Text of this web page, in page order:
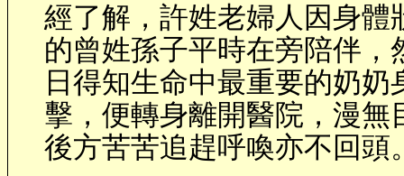
經了解，許姓老婦人因身
的曾姓孫子平時在旁陪伴
日得知生命中最重要的奶
擊，便轉身離開醫院，漫
後方苦苦追趕呼喚亦不回頭